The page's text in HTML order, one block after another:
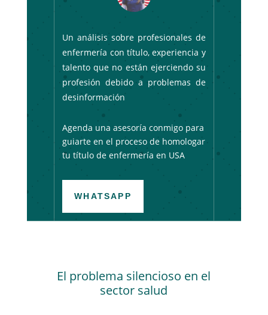
Un análisis sobre profesionales de
enfermería con título, experiencia y
talento que no están ejerciendo su
profesión debido a problemas de
desinformación
Agenda una asesoría conmigo para
guiarte en el proceso de homologar
tu título de enfermería en USA
WHATSAPP
El problema silencioso en el
sector salud